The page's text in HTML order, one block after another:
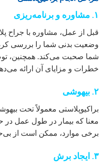
۱. مشاوره و برنامه‌ریزی
قبل از عمل، مشاوره با جراح
وضعیت بدنی شما را بررسی
شما صحبت می‌کند. همچنین،
خطرات و مزایای آن ارائه
۲. بیهوشی
براکیوپلاستی معمولاً تحت
معنا که بیمار در طول عمل در
برخی موارد، ممکن است از
۳. ایجاد برش